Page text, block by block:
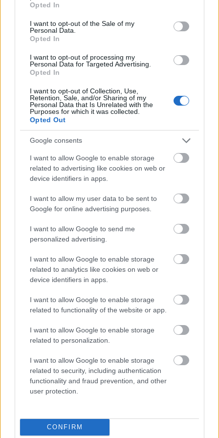
use your data for below specified purposes in below Google
consent section.
Opted In
I want to opt-out of the Sale of my
Personal Data.
Opted In
I want to opt-out of processing my
Personal Data for Targeted Advertising.
Opted In
I want to opt-out of Collection, Use,
Retention, Sale, and/or Sharing of my
Personal Data that Is Unrelated with the
Purposes for which it was collected.
Opted Out
Google consents
I want to allow Google to enable storage
related to advertising like cookies on web or
device identifiers in apps.
I want to allow my user data to be sent to
Google for online advertising purposes.
I want to allow Google to send me
personalized advertising.
I want to allow Google to enable storage
related to analytics like cookies on web or
device identifiers in apps.
I want to allow Google to enable storage
related to functionality of the website or app.
I want to allow Google to enable storage
related to personalization.
I want to allow Google to enable storage
related to security, including authentication
functionality and fraud prevention, and other
user protection.
CONFIRM
Μάθε πρώτος όλες τις σημαντικές
Βάλε το proson.gr στα αποτελέσματα
αναζήτησης της Google
Δημοφιλείς Ειδήσεις
Τι σημαίνει η λέξη «ευκτός»
Τουρισμός για Όλους 2026: Ποιοι
μπορούν να κάνουν αίτηση σήμερα –
Market Pass 2026: Επανέρχεται το
φθινόπωρο – Ποιοι θα λάβουν την
ενίσχυση
Προσλήψεις Θέσεις εργασίας